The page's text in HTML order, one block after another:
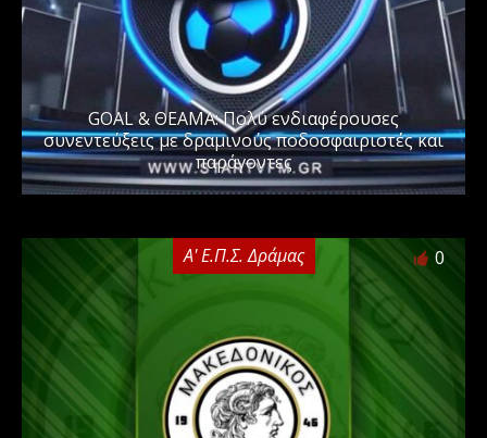
GOAL & ΘΕΑΜΑ: Πολύ ενδιαφέρουσες
συνεντεύξεις με δραμινούς ποδοσφαιριστές και
παράγοντες
Α' Ε.Π.Σ. Δράμας 0